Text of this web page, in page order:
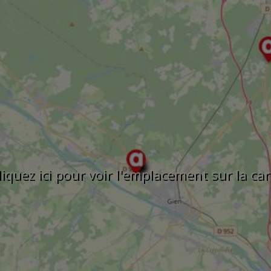
ici pour voir l'emplacement sur la